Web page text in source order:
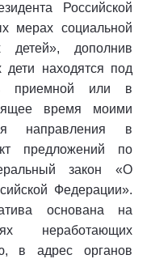
Российской
мерах социальной
дополнив
дети находятся под
в приемной или в
время моими
направления в
предложений по
закон «О
Федерации».
основана на
неработающих
в адрес органов